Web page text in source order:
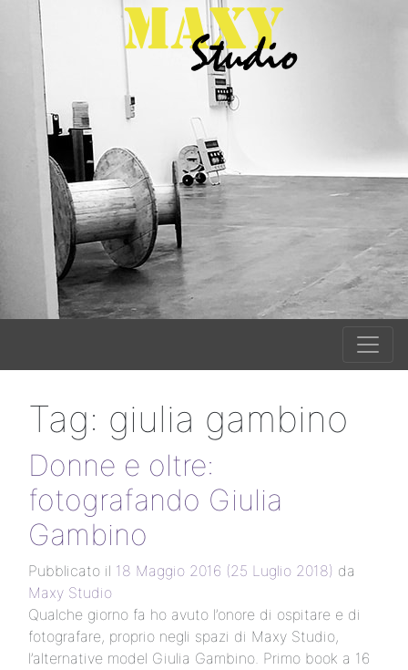
Tag: giulia gambino
Donne e oltre:
fotografando Giulia
Gambino
Pubblicato il 18 Maggio 2016 (25 Luglio 2018) da
Maxy Studio
Qualche giorno fa ho avuto l’onore di ospitare e di
fotografare, proprio negli spazi di Maxy Studio,
l’alternative model Giulia Gambino. Primo book a 16